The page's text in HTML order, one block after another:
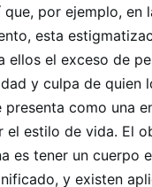
que, por ejemplo, en
esta
ellos el exceso de
y culpa de quien
presenta como una
el estilo de vida. El
es tener un cuerpo
y existen